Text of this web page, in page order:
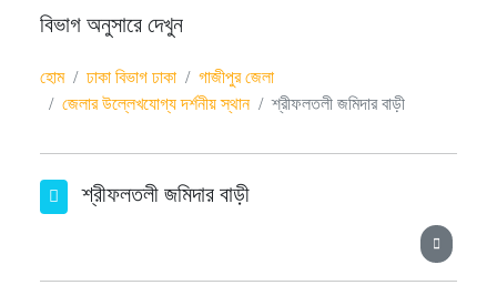
বিভাগ অনুসারে দেখুন
হোম ঢাকা বিভাগ ঢাকা
গাজীপুর জেলা
জেলার উল্লেখযোগ্য দর্শনীয় স্থান
শ্রীফলতলী জমিদার বাড়ী
শ্রীফলতলী জমিদার বাড়ী